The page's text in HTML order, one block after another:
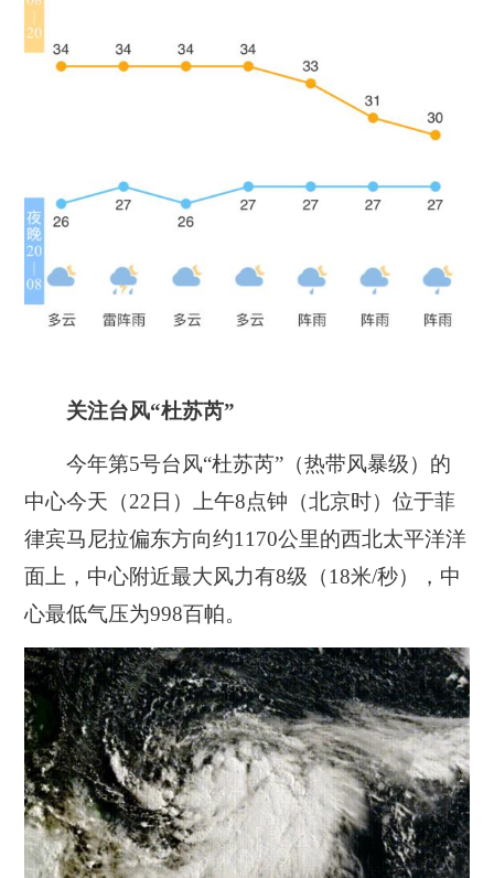
关注台风“杜苏芮”
今年第5号台风“杜苏芮”（热带风暴级）的
中心今天（22日）上午8点钟（北京时）位于菲
律宾马尼拉偏东方向约1170公里的西北太平洋洋
面上，中心附近最大风力有8级（18米/秒），中
心最低气压为998百帕。